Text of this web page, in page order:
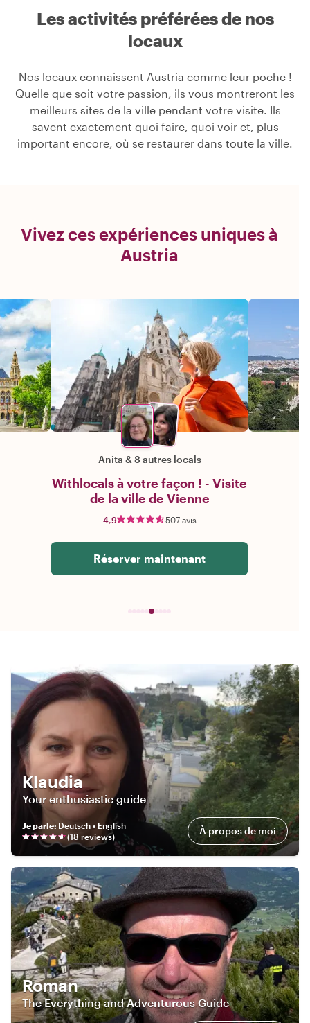
Les activités préférées de nos
locaux
Nos locaux connaissent Austria comme leur poche !
Quelle que soit votre passion, ils vous montreront les
meilleurs sites de la ville pendant votre visite. Ils
savent exactement quoi faire, quoi voir et, plus
important encore, où se restaurer dans toute la ville.
Vivez ces expériences uniques à
Austria
Anita &8 autres locals
Withlocals à votre façon ! - Visite
de la ville de Vienne
4,9 507 avis
Réserver maintenant
Klaudia
Your enthusiastic guide
Je parle: Deutsch • English
(18 reviews) À propos de moi
Roman
The Everything and Adventurous Guide